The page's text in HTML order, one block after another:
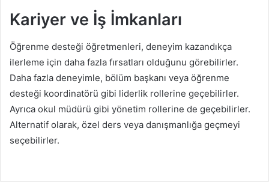
Kariyer ve İş İmkanları
Öğrenme desteği öğretmenleri, deneyim kazandıkça
ilerleme için daha fazla fırsatları olduğunu görebilirler.
Daha fazla deneyimle, bölüm başkanı veya öğrenme
desteği koordinatörü gibi liderlik rollerine geçebilirler.
Ayrıca okul müdürü gibi yönetim rollerine de geçebilirler.
Alternatif olarak, özel ders veya danışmanlığa geçmeyi
seçebilirler.